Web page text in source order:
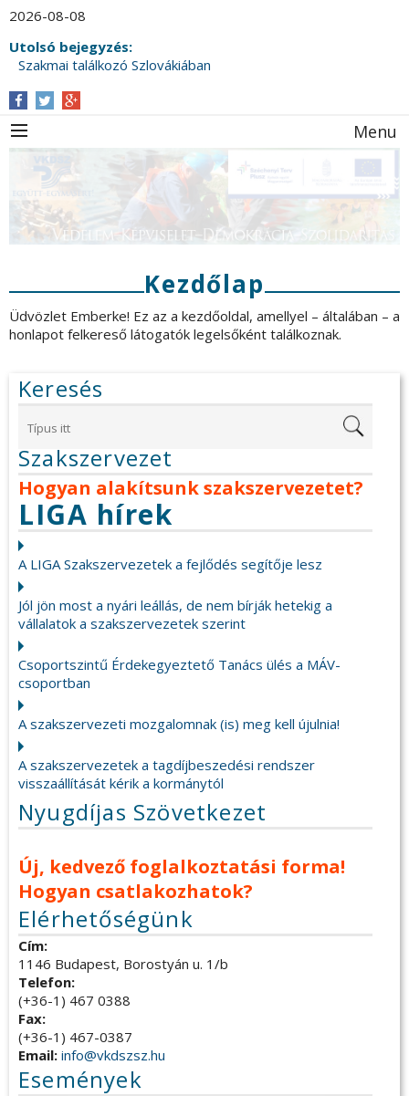
2026-08-08
Utolsó bejegyzés:
Szakmai találkozó Szlovákiában
Menu
Kezdőlap
Üdvözlet Emberke! Ez az a kezdőoldal, amellyel – általában – a
honlapot felkereső látogatók legelsőként találkoznak.
Keresés
Szakszervezet
Hogyan alakítsunk szakszervezetet?
LIGA hírek
A LIGA Szakszervezetek a fejlődés segítője lesz
Jól jön most a nyári leállás, de nem bírják hetekig a
vállalatok a szakszervezetek szerint
Csoportszintű Érdekegyeztető Tanács ülés a MÁV-
csoportban
A szakszervezeti mozgalomnak (is) meg kell újulnia!
A szakszervezetek a tagdíjbeszedési rendszer
visszaállítását kérik a kormánytól
Nyugdíjas Szövetkezet
Új, kedvező foglalkoztatási forma!
Hogyan csatlakozhatok?
Elérhetőségünk
Cím:
1146 Budapest, Borostyán u. 1/b
Telefon:
(+36-1) 467 0388
Fax:
(+36-1) 467-0387
Email: info@vkdszsz.hu
Események